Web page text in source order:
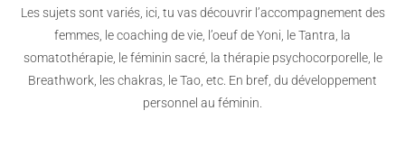
Les sujets sont variés, ici, tu vas découvrir l’accompagnement des
femmes, le coaching de vie, l’oeuf de Yoni, le Tantra, la
somatothérapie, le féminin sacré, la thérapie psychocorporelle, le
Breathwork, les chakras, le Tao, etc. En bref, du développement
personnel au féminin.